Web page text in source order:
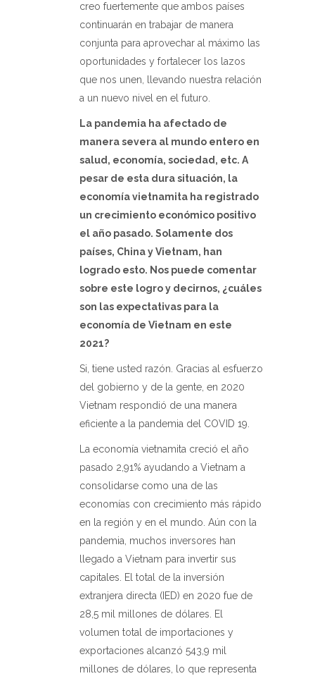
creo fuertemente que ambos países
continuarán en trabajar de manera
conjunta para aprovechar al máximo las
oportunidades y fortalecer los lazos
que nos unen, llevando nuestra relación
a un nuevo nivel en el futuro.
La pandemia ha afectado de
manera severa al mundo entero en
salud, economía, sociedad, etc. A
pesar de esta dura situación, la
economía vietnamita ha registrado
un crecimiento económico positivo
el año pasado. Solamente dos
países, China y Vietnam, han
logrado esto. Nos puede comentar
sobre este logro y decirnos, ¿cuáles
son las expectativas para la
economía de Vietnam en este
2021?
Si, tiene usted razón. Gracias al esfuerzo
del gobierno y de la gente, en 2020
Vietnam respondió de una manera
eficiente a la pandemia del COVID 19.
La economía vietnamita creció el año
pasado 2,91% ayudando a Vietnam a
consolidarse como una de las
economías con crecimiento más rápido
en la región y en el mundo. Aún con la
pandemia, muchos inversores han
llegado a Vietnam para invertir sus
capitales. El total de la inversión
extranjera directa (IED) en 2020 fue de
28,5 mil millones de dólares. El
volumen total de importaciones y
exportaciones alcanzó 543,9 mil
millones de dólares, lo que representa